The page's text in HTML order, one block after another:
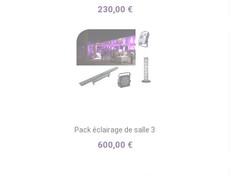
230,00 €
Pack éclairage de salle 3
600,00 €